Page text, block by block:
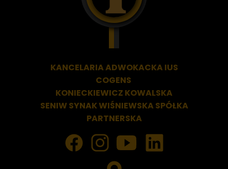
KANCELARIA ADWOKACKAIUS
COGENS
KONIECKIEWICZ KOWALSKA
SENIW SYNAK WIŚNIEWSKA SPÓŁKA
PARTNERSKA